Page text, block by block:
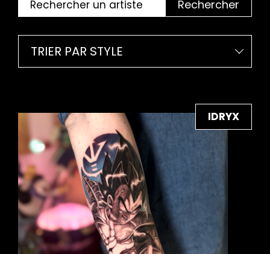
Rechercher
TRIER PAR STYLE
IDRYX